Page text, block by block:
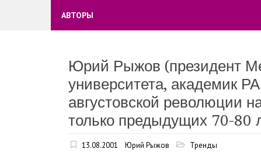
АВТОРЫ
Юрий Рыжов (президент
университета, академик
августовской революции
только предыдущих 70-80
13.08.2001 Юрий Рыжов Тренды